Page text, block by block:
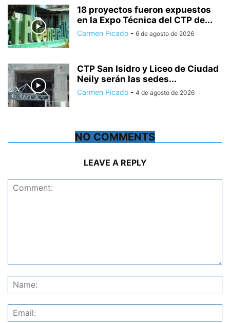
18 proyectos fueron expuestos
en la Expo Técnica del CTP de...
Carmen Picado - 6 de agosto de 2026
CTP San Isidro y Liceo de Ciudad
Neily serán las sedes...
Carmen Picado - 4 de agosto de 2026
NO COMMENTS
LEAVE A REPLY